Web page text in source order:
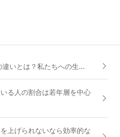
いとは？私たちへの生...
る人の割合は若年層を中心
上げられないなら効率的な